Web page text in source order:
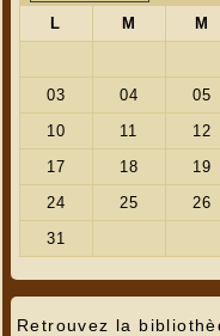
Retrouvez la